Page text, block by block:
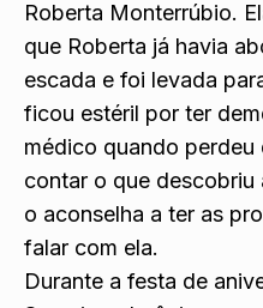
Roberta Monterrúbio.
que Roberta já havia
escada e foi levada
ficou estéril por ter
médico quando
contar o que descobriu
o aconselha a ter as
falar com ela.
Durante a festa de